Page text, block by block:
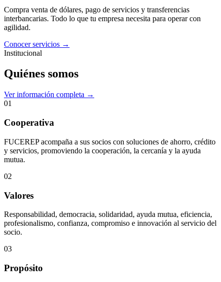
Compra venta de dólares, pago de servicios y transferencias
interbancarias. Todo lo que tu empresa necesita para operar con
agilidad.
Conocer servicios →
Institucional
Quiénes somos
Ver información completa →
01
Cooperativa
FUCEREP acompaña a sus socios con soluciones de ahorro, crédito
y servicios, promoviendo la cooperación, la cercanía y la ayuda
mutua.
02
Valores
Responsabilidad, democracia, solidaridad, ayuda mutua, eficiencia,
profesionalismo, confianza, compromiso e innovación al servicio del
socio.
03
Propósito